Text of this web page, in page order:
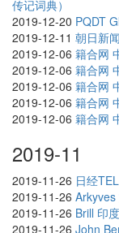
传记词典）
2019-12-20 PQDT
2019-12-11 朝日新
2019-12-06 籍合网
2019-12-06 籍合网
2019-12-06 籍合网
2019-12-06 籍合网
2019-12-06 籍合网
2019-11
2019-11-26 日经
2019-11-26
2019-11-26 Brill 印
2019-11-26 John